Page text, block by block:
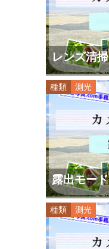
レンズ清掃
種類 測光
露出モード
種類 測光